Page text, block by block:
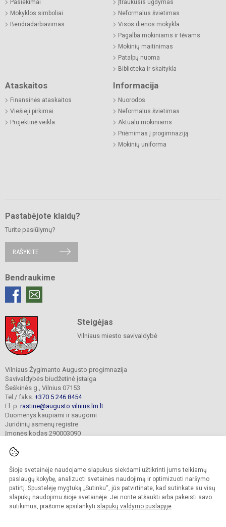
Šioje svetainėje naudojame slapukus siekdami užtikrinti jums teikiamų
paslaugų kokybę, analizuoti svetainės naudojimą ir optimizuoti naršymo
patirtį. Spustelėję mygtuką „Sutinku“, jūs patvirtinate, kad sutinkate su visų
slapukų naudojimu šioje svetainėje. Jei norite atšaukti arba pakeisti savo
sutikimus, prašome apsilankyti slapukų valdymo puslapyje.
Pasiekimai
Mokyklos simboliai
Bendradarbiavimas
Įtraukusis ugdymas
Neformalus švietimas
Visos dienos mokykla
Pagalba mokiniams ir tėvams
Mokinių maitinimas
Patalpų nuoma
Biblioteka ir skaitykla
Ataskaitos
Finansinės ataskaitos
Viešieji pirkimai
Projektinė veikla
Informacija
Nuorodos
Neformalus švietimas
Aktualu mokiniams
Priėmimas į progimnaziją
Mokinių uniforma
Pastabėjote klaidų?
Turite pasiūlymų?
RAŠYKITE
Bendraukime
Steigėjas
Vilniaus miesto savivaldybė
Vilniaus Žygimanto Augusto progimnazija
Savivaldybės biudžetinė įstaiga
Šeškinės g., Vilnius 07153
Tel./ faks. +370 5 246 8454
El. p. rastine@augusto.vilnius.lm.lt
Duomenys kaupiami ir saugomi
Juridinių asmenų registre
Įmonės kodas 290003090
© 2021. Vilniaus Žygimanto Augusto progimnazija. Visos teisės saugomos.
Kopijuoti turinį be raštiško mokyklos sutikimo griežtai draudžiama.
Versija neįgaliesiems Slapukų valdymas